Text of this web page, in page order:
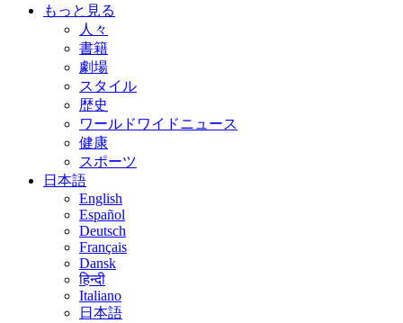
もっと見る
人々
書籍
劇場
スタイル
歴史
ワールドワイドニュース
健康
スポーツ
日本語
English
Español
Deutsch
Français
Dansk
हिन्दी
Italiano
日本語